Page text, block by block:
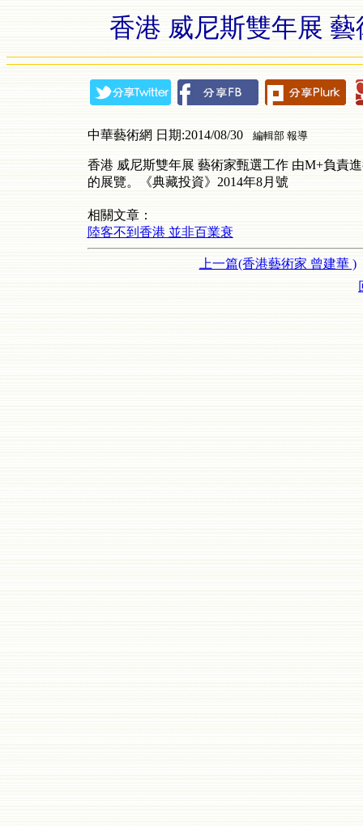
香港 威尼斯雙年展
中華藝術網 日期:2014/08/30 編輯部 報導
香港 威尼斯雙年展 藝術家甄選工作 由M+負責
的展覽。
《典藏投資》 2014年8月號
相關文章：
陸客不到香港 並非百業衰
上一篇(香港藝術家 曾建華 )